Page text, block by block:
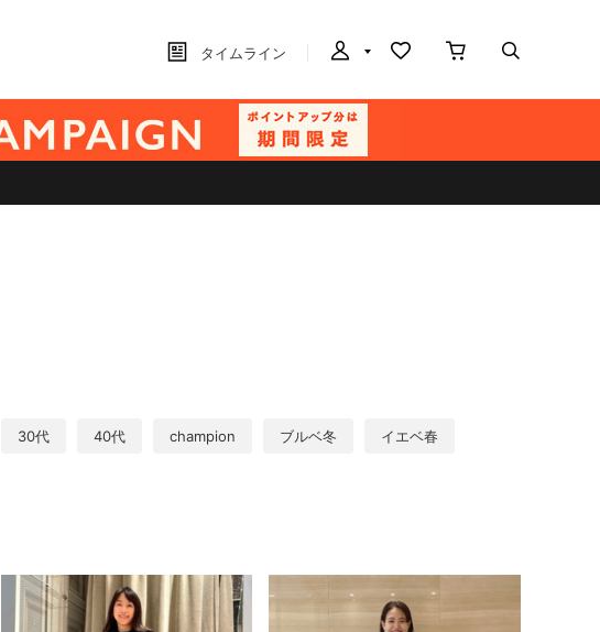
タイムライン
30代 40代 champion ブルベ冬 イエベ春